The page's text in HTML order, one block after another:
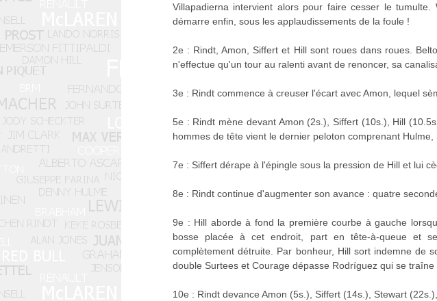
Villapadierna intervient alors pour faire cesser le
démarre enfin, sous les applaudissements de la foule !
2e : Rindt, Amon, Siffert et Hill sont roues dans roues.
n'effectue qu'un tour au ralenti avant de renoncer, sa
3e : Rindt commence à creuser l'écart avec Amon, lequel
5e : Rindt mène devant Amon (2s.), Siffert (10s.), Hill
hommes de tête vient le dernier peloton comprenant Hulme,
7e : Siffert dérape à l'épingle sous la pression de Hill et lui
8e : Rindt continue d'augmenter son avance : quatre
9e : Hill aborde à fond la première courbe à gauche
bosse placée à cet endroit, part en tête-à-queue et
complètement détruite. Par bonheur, Hill sort indemne de
double Surtees et Courage dépasse Rodríguez qui se traîne
10e : Rindt devance Amon (5s.), Siffert (14s.), Stewart